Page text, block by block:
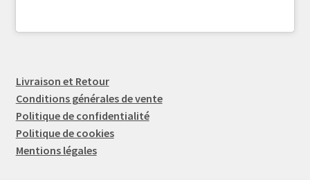
Livraison et Retour
Conditions générales de vente
Politique de confidentialité
Politique de cookies
Mentions légales